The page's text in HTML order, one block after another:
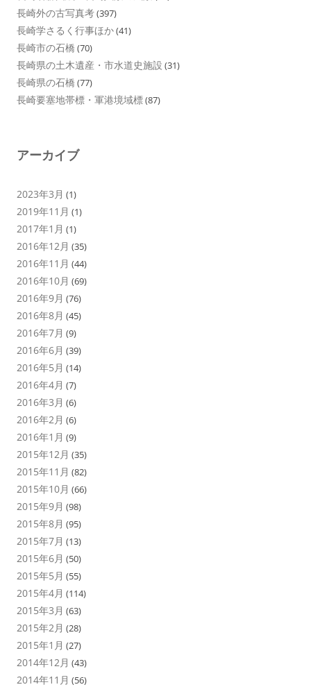
長崎外の古写真考(397)
長崎学さるく行事ほか(41)
長崎市の石橋 (70)
長崎県の土木遺産・市水道史施設 (31)
長崎県の石橋 (77)
長崎要塞地帯標・軍港境域標(87)
アーカイブ
2023年3月 (1)
2019年11月 (1)
2017年1月 (1)
2016年12月 (35)
2016年11月 (44)
2016年10月 (69)
2016年9月 (76)
2016年8月 (45)
2016年7月 (9)
2016年6月 (39)
2016年5月 (14)
2016年4月 (7)
2016年3月 (6)
2016年2月 (6)
2016年1月 (9)
2015年12月 (35)
2015年11月 (82)
2015年10月 (66)
2015年9月 (98)
2015年8月 (95)
2015年7月 (13)
2015年6月 (50)
2015年5月 (55)
2015年4月 (114)
2015年3月 (63)
2015年2月 (28)
2015年1月 (27)
2014年12月 (43)
2014年11月 (56)